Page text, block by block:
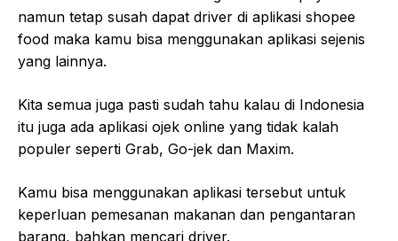
namun tetap susah dapat driver di aplikasi shopee
food maka kamu bisa menggunakan aplikasi sejenis
yang lainnya.
Kita semua juga pasti sudah tahu kalau di Indonesia
itu juga ada aplikasi ojek online yang tidak kalah
populer seperti Grab, Go-jek dan Maxim.
Kamu bisa menggunakan aplikasi tersebut untuk
keperluan pemesanan makanan dan pengantaran
barang, bahkan mencari driver.